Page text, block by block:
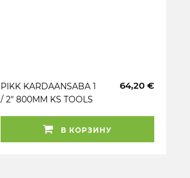
PIKK KARDAANSABA 1
/ 2" 800MM KS TOOLS
64,20 €
В КОРЗИНУ